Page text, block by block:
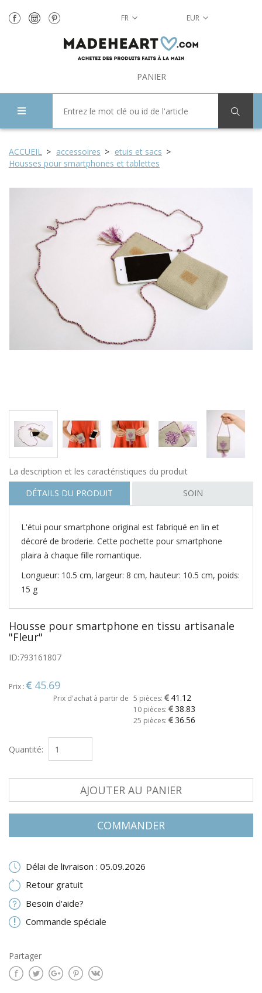
FR EUR
PANIER
ACCUEIL accessoires
etuis et sacs
Housses pour smartphones et tablettes
La description et les caractéristiques du produit
DÉTAILS DU PRODUIT
SOIN
L'étui pour smartphone original est fabriqué en lin et
décoré de broderie. Cette pochette pour smartphone
plaira à chaque fille romantique.
Longueur: 10.5 cm, largeur: 8 cm, hauteur: 10.5 cm, poids:
15 g
Housse pour smartphone en tissu artisanale
"Fleur"
ID:793161807
Prix : 45.69
Prix d'achat à partir de 5 pièces: 41.12
10 pièces: 38.83
25 pièces: 36.56
Quantité:
AJOUTER AU PANIER
COMMANDER
Délai de livraison : 05.09.2026
Retour gratuit
Besoin d'aide?
Commande spéciale
Partager